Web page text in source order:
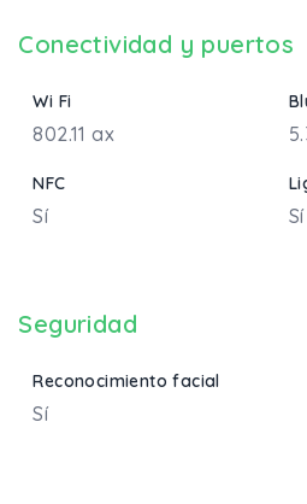
Conectividad y puertos
Wi Fi
802.11 ax
NFC
Sí Sí
Seguridad
Reconocimiento facial
Sí